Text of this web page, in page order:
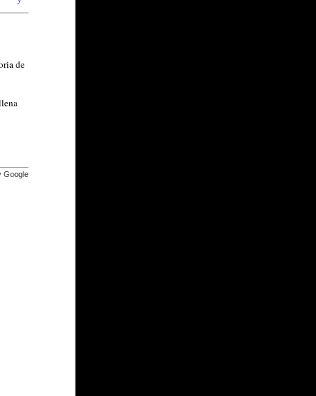
de
Google